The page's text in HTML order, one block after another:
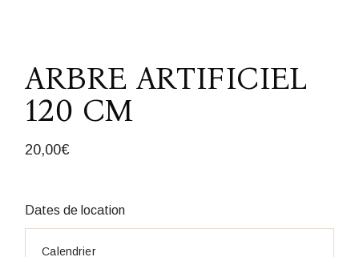
ARBRE ARTIFICIEL
120 CM
20,00€
Dates de location